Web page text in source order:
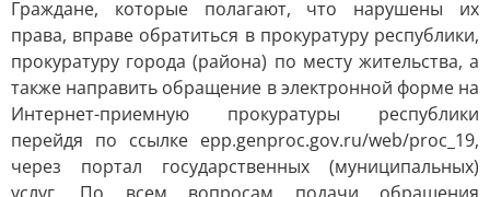
Граждане, которые полагают, что нарушены их
права, вправе обратиться в прокуратуру республики,
прокуратуру города (района) по месту жительства, а
также направить обращение в электронной форме на
Интернет-приемную прокуратуры республики
перейдя по ссылке epp.genproc.gov.ru/web/proc_19,
через портал государственных (муниципальных)